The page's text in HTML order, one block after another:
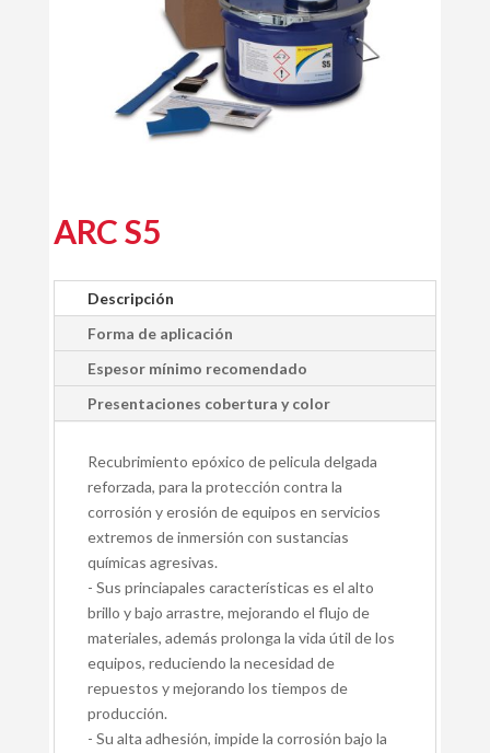
ARC S5
Descripción
Forma de aplicación
Espesor mínimo recomendado
Presentaciones cobertura y color
Recubrimiento epóxico de pelicula delgada
reforzada, para la protección contra la
corrosión y erosión de equipos en servicios
extremos de inmersión con sustancias
químicas agresivas.
- Sus princiapales características es el alto
brillo y bajo arrastre, mejorando el flujo de
materiales, además prolonga la vida útil de los
equipos, reduciendo la necesidad de
repuestos y mejorando los tiempos de
producción.
- Su alta adhesión, impide la corrosión bajo la